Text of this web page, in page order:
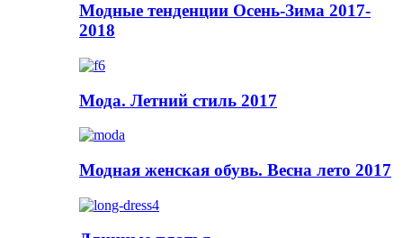
Модные тенденции Осень-Зима 2017-
2018
Мода. Летний стиль 2017
Модная женская обувь. Весна лето 2017